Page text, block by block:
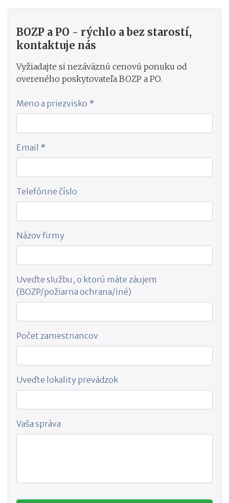
BOZP a PO - rýchlo a bez starostí,
kontaktuje nás
Vyžiadajte si nezáväznú cenovú ponuku od
overeného poskytovateľa BOZP a PO.
Meno a priezvisko *
Email *
Telefónne číslo
Názov firmy
Uveďte službu, o ktorú máte záujem
(BOZP/požiarna ochrana/iné)
Počet zamestnancov
Uveďte lokality prevádzok
Vaša správa